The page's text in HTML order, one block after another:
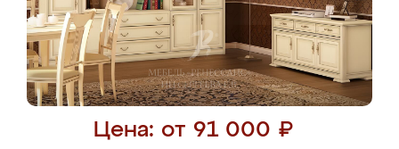
Цена: от 91 000 ₽